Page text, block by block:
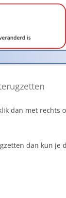
dan met rechts
dan kun je